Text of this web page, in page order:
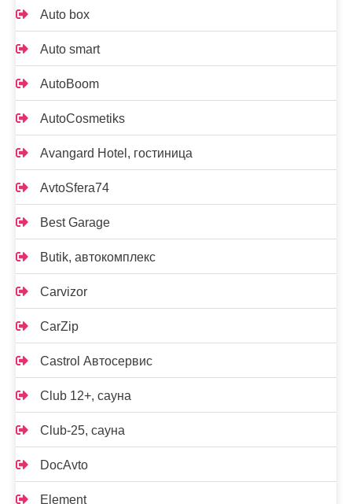
Auto box
Auto smart
AutoBoom
AutoCosmetiks
Avangard Hotel, гостиница
AvtoSfera74
Best Garage
Butik, автокомплекс
Carvizor
CarZip
Castrol Автосервис
Club 12+, сауна
Club-25, сауна
DocAvto
Element